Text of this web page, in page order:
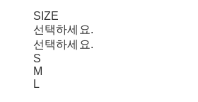
SIZE
선택하세요.
선택하세요.
S
M
L